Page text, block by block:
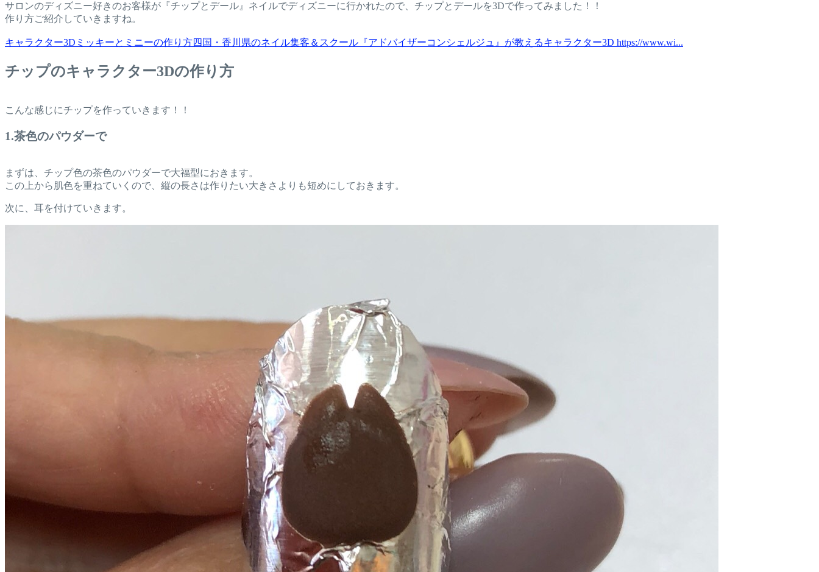
サロンのディズニー好きのお客様が『チップとデール』ネイルでディズニーに行かれたので、チップとデールを3Dで作ってみました！！
作り方ご紹介していきますね。
キャラクター3Dミッキーとミニーの作り方四国・香川県のネイル集客＆スクール『アドバイザーコンシェルジュ』が教えるキャラクター3D https://www.wi...
チップのキャラクター3Dの作り方
こんな感じにチップを作っていきます！！
1.茶色のパウダーで
まずは、チップ色の茶色のパウダーで大福型におきます。
この上から肌色を重ねていくので、縦の長さは作りたい大きさよりも短めにしておきます。
次に、耳を付けていきます。